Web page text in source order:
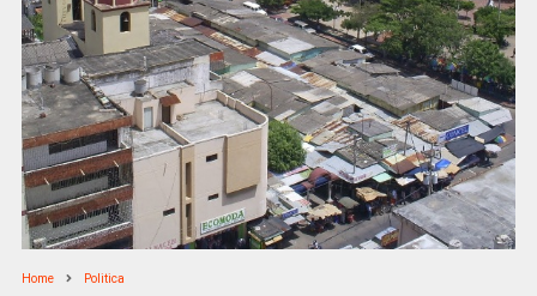
Home Politica